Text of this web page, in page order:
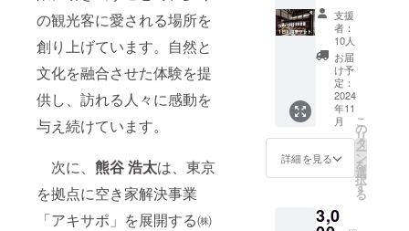
の観光客に愛される場所を
創り上げています。自然と
文化を融合させた体験を提
供し、訪れる人々に感動を
与え続けています。
次に、 熊谷 浩太は、東京
を拠点に空き家解決事業
「アキサポ」を展開する㈱
空き家の利
活用を希望
している
方々を結び
つけ、流通
の活性化を
図っていき
ます。
思いに共感
方はどなた
ケッ
ト】 ・
ラウン
ジでお
仕事を
した
り、
ミー
ティン
グした
り、余
暇を楽
しんだ
な利用
が可能
支援
者：
10人
お届
け予
定：
2024
年11
月
詳細を見る
こ
の
リ
タ
ー
ン
を
選
択
す
る
3,0